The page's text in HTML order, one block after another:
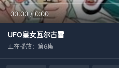
00:00/0:00
UFO皇女瓦尔古雷
正在播放：第6集